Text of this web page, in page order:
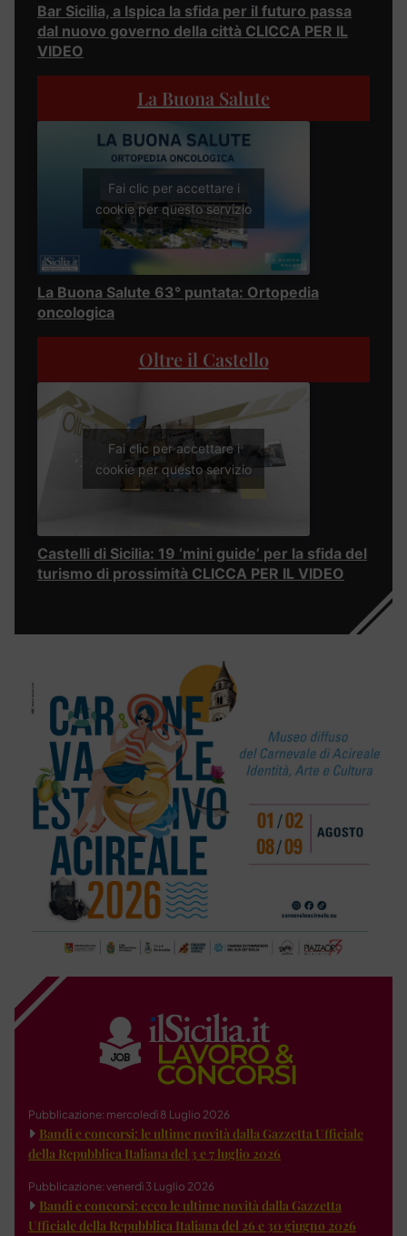
Bar Sicilia, a Ispica la sfida per il futuro passa
dal nuovo governo della città CLICCA PER IL
VIDEO
La Buona Salute
Fai clic per accettare i
cookie per questo servizio
La Buona Salute 63° puntata: Ortopedia
oncologica
Oltre il Castello
Fai clic per accettare i
cookie per questo servizio
Castelli di Sicilia: 19 ‘mini guide’ per la sfida del
turismo di prossimità CLICCA PER IL VIDEO
Pubblicazione: mercoledì 8 Luglio 2026
Bandi e concorsi: le ultime novità dalla Gazzetta Ufficiale
della Repubblica Italiana del 3 e 7 luglio 2026
Pubblicazione: venerdì 3 Luglio 2026
Bandi e concorsi: ecco le ultime novità dalla Gazzetta
Ufficiale della Repubblica Italiana del 26 e 30 giugno 2026